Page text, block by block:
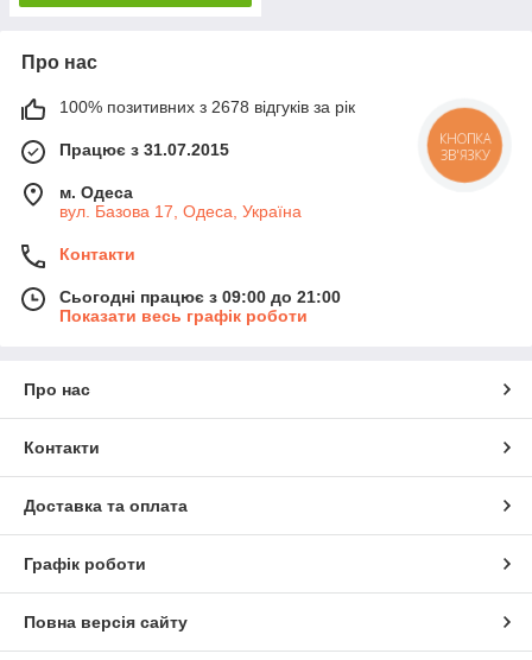
Про нас
100% позитивних з 2678 відгуків за рік
Працює з 31.07.2015
м. Одеса
вул. Базова 17, Одеса, Україна
Контакти
Сьогодні працює з 09:00 до 21:00
Показати весь графік роботи
Про нас
Контакти
Доставка та оплата
Графік роботи
Повна версія сайту
КНОПКА
ЗВ'ЯЗКУ